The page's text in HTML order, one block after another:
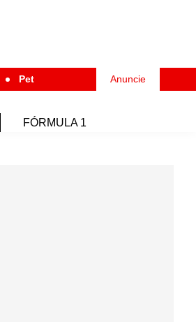
Pet Anuncie
FÓRMULA 1